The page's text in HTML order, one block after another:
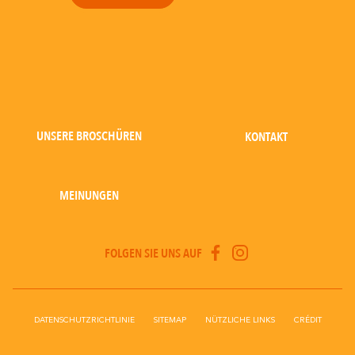
UNSERE BROSCHÜREN KONTAKT
MEINUNGEN
FOLGEN SIE UNS AUF
DATENSCHUTZRICHTLINIE SITEMAP NÜTZLICHE LINKS CRÉDIT